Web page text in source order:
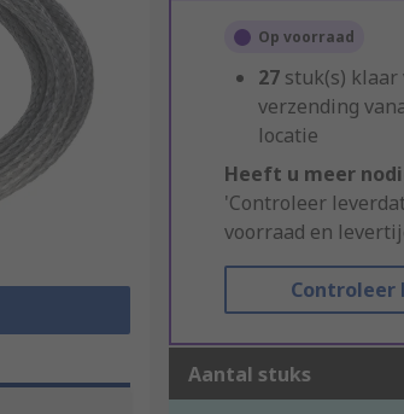
Op voorraad
27 stuk(s) klaar
verzending
locatie
Heeft u meer
'Controleer
voorraad en
Controleer
Aantal stuks